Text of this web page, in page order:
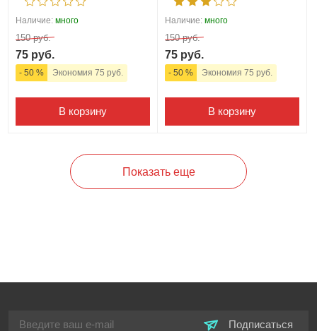
Наличие: много
150 руб.
75 руб.
- 50 % Экономия 75 руб.
В корзину
Наличие: много
150 руб.
75 руб.
- 50 % Экономия 75 руб.
В корзину
Показать еще
Подписаться